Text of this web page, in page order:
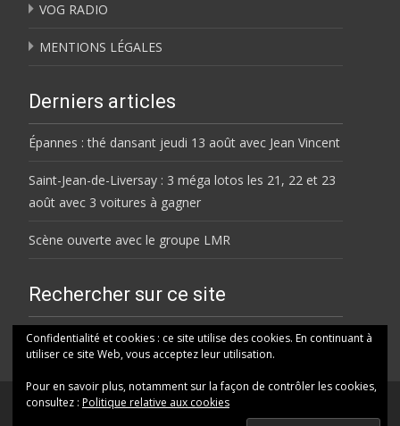
VOG RADIO
MENTIONS LÉGALES
Derniers articles
Épannes : thé dansant jeudi 13 août avec Jean Vincent
Saint-Jean-de-Liversay : 3 méga lotos les 21, 22 et 23
août avec 3 voitures à gagner
Scène ouverte avec le groupe LMR
Rechercher sur ce site
Rechercher
Confidentialité et cookies : ce site utilise des cookies. En continuant à
utiliser ce site Web, vous acceptez leur utilisation.
Pour en savoir plus, notamment sur la façon de contrôler les cookies,
consultez : Politique relative aux cookies